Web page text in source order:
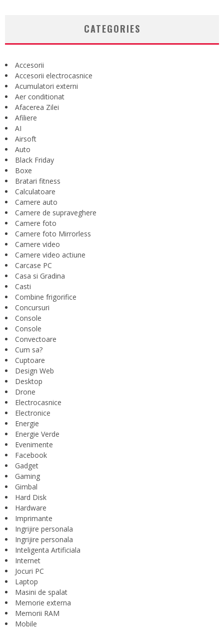
CATEGORIES
Accesorii
Accesorii electrocasnice
Acumulatori externi
Aer conditionat
Afacerea Zilei
Afiliere
AI
Airsoft
Auto
Black Friday
Boxe
Bratari fitness
Calculatoare
Camere auto
Camere de supraveghere
Camere foto
Camere foto Mirrorless
Camere video
Camere video actiune
Carcase PC
Casa si Gradina
Casti
Combine frigorifice
Concursuri
Console
Console
Convectoare
Cum sa?
Cuptoare
Design Web
Desktop
Drone
Electrocasnice
Electronice
Energie
Energie Verde
Evenimente
Facebook
Gadget
Gaming
Gimbal
Hard Disk
Hardware
Imprimante
Ingrijire personala
Ingrijire personala
Inteligenta Artificiala
Internet
Jocuri PC
Laptop
Masini de spalat
Memorie externa
Memorii RAM
Mobile